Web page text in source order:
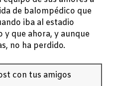
de balompédico que
iba al estadio
y que ahora, y aunque
no ha perdido.
con tus amigos